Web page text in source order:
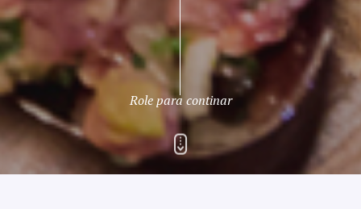
Rua Aurélia, 1714 – Vila Romana, São Paulo – SP
|
99178-5848
contato@nucleofood.com
Role para continar